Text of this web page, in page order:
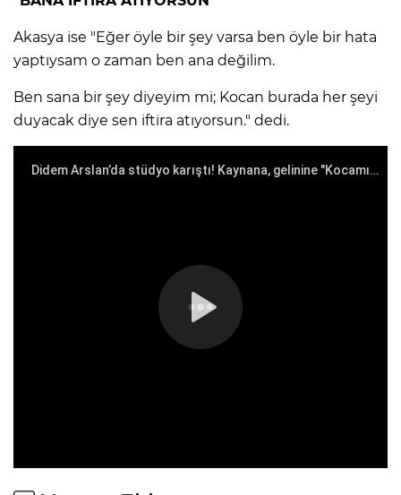
Akasya ise "Eğer öyle bir şey varsa ben öyle bir hata
yaptıysam o zaman ben ana değilim.
Ben sana bir şey diyeyim mi; Kocan burada her şeyi
duyacak diye sen iftira atıyorsun." dedi.